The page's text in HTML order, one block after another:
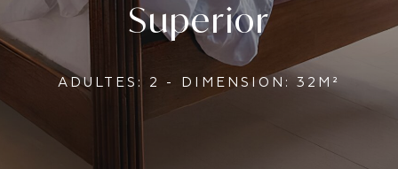
Superior
ADULTES: 2 - DIMENSION: 32M²